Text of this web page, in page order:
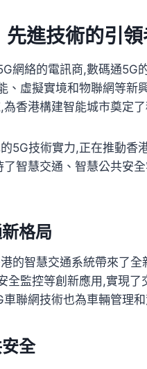
進技術的引
網絡的電訊商,數碼通
、虛擬實境和物聯網等新
香港構建智能城市奠定了
5G技術實力,正在推動香
智慧交通、智慧公共安
格局
的智慧交通系統帶來了
全監控等創新應用,實現
聯網技術也為車輛管理
全